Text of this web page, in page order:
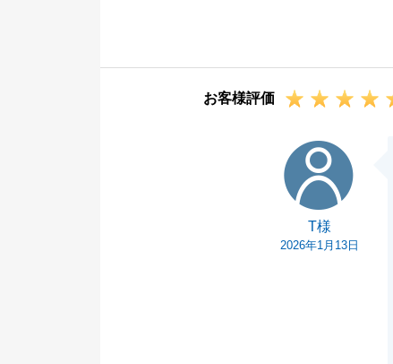
とのように
お客様評価
T様
2026年1月13日